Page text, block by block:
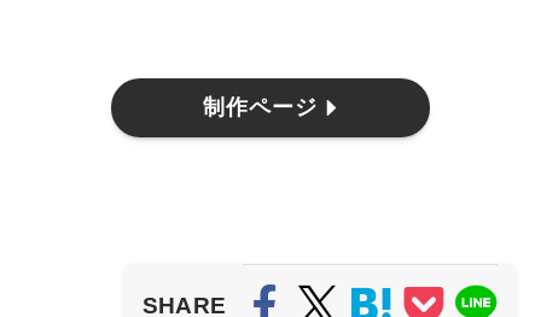
制作ページ
SHARE